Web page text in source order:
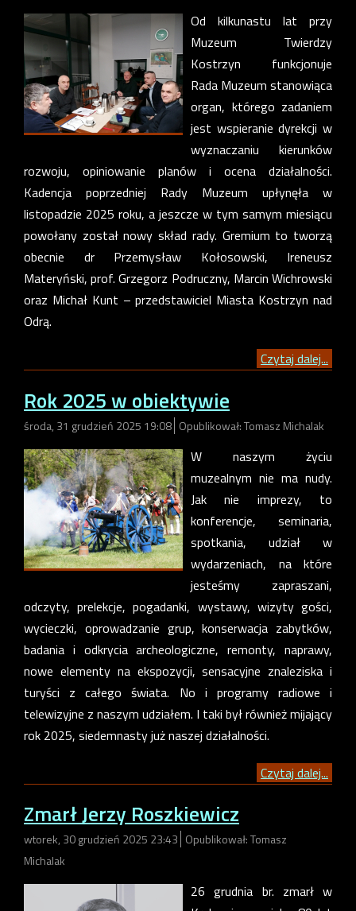
Od kilkunastu lat przy
Muzeum Twierdzy
Kostrzyn funkcjonuje
Rada Muzeum stanowiąca
organ, którego zadaniem
jest wspieranie dyrekcji w
wyznaczaniu kierunków
rozwoju, opiniowanie planów i ocena działalności.
Kadencja poprzedniej Rady Muzeum upłynęła w
listopadzie 2025 roku, a jeszcze w tym samym miesiącu
powołany został nowy skład rady. Gremium to tworzą
obecnie dr Przemysław Kołosowski, Ireneusz
Materyński, prof. Grzegorz Podruczny, Marcin Wichrowski
oraz Michał Kunt – przedstawiciel Miasta Kostrzyn nad
Odrą.
Czytaj dalej...
Rok 2025 w obiektywie
środa, 31 grudzień 2025 19:08 Opublikował: Tomasz Michalak
W naszym życiu
muzealnym nie ma nudy.
Jak nie imprezy, to
konferencje, seminaria,
spotkania, udział w
wydarzeniach, na które
jesteśmy zapraszani,
odczyty, prelekcje, pogadanki, wystawy, wizyty gości,
wycieczki, oprowadzanie grup, konserwacja zabytków,
badania i odkrycia archeologiczne, remonty, naprawy,
nowe elementy na ekspozycji, sensacyjne znaleziska i
turyści z całego świata. No i programy radiowe i
telewizyjne z naszym udziałem. I taki był również mijający
rok 2025, siedemnasty już naszej działalności.
Czytaj dalej...
Zmarł Jerzy Roszkiewicz
wtorek, 30 grudzień 2025 23:43 Opublikował: Tomasz
Michalak
26 grudnia br. zmarł w